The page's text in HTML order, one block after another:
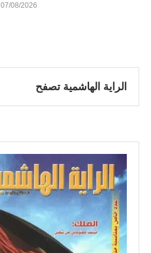
07/08/2026
الراية الهاشمية تصفح